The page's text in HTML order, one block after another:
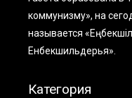
коммунизму», на
называется
Енбекшильдерья».
Категория